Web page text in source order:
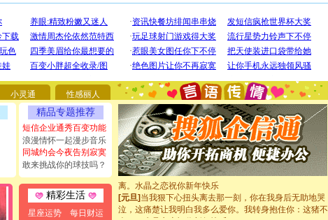
小灵通 性感丽人
精品专题推荐
短信企业通秀百变功能
浪漫情怀一起漫步音乐
同城约会今夜告别寂寞
敢来挑战你的球技吗？
精彩生活
星座运势
每日财运
[圣诞节]圣诞节到了，想想没什么送给你的，又不打算给
你太多，只有给你五千万：千万快乐！千万要健康！千万
要平安！千万要知足！千万不要忘记我！
[圣诞节] 不只这样的日子才会想起你,而是这样的日子才
能正大光明地骚扰你,告诉你,圣诞要快乐!新年要快乐!天天
都要快乐噢!
[圣诞节]奉上一颗祝福的心,在这个特别的日子里,愿幸福,
如意,快乐,鲜花,一切美好的祝愿与你同在.圣诞快乐!
[元旦]看到你我会触电；看不到你我要充电；没有你我会
断电。爱你是我职业，想你是我事业，抱你是我特长，吻
你是我专业！水晶之恋祝你新年快乐
[元旦]如果上天让我许三个愿望，一是今生今世和你在一
起；二是再生再世和你在一起；三是三生三世和你不再分
离。水晶之恋祝你新年快乐
[元旦]当我狠下心扭头离去那一刻，你在我身后无助地哭
泣，这痛楚让我明白我多么爱你。我转身抱住你：这猪不
卖了。水晶之恋祝你新年快乐。